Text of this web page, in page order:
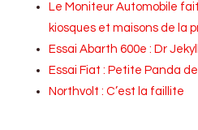
Le Moniteur Automobile
kiosques et maisons de la
Essai Abarth 600e : Dr
Essai Fiat : Petite Panda
Northvolt : C’est la faillite